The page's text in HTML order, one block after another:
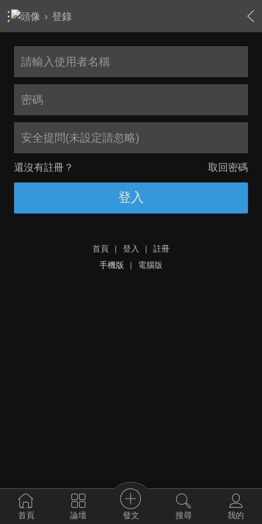
› 登錄
安全提問(未設定請忽略)
還沒有註冊？ 取回密碼
登入
首頁 | 登入 |
註冊
手機版
| 電腦版
首頁 論壇 發文 搜尋 我的